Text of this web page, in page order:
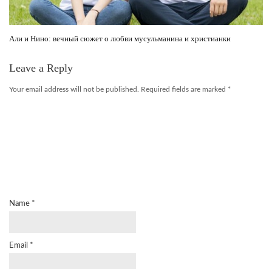
Али и Нино: вечный сюжет о любви мусульманина и христианки
Leave a Reply
Your email address will not be published. Required fields are marked *
Name *
Email *